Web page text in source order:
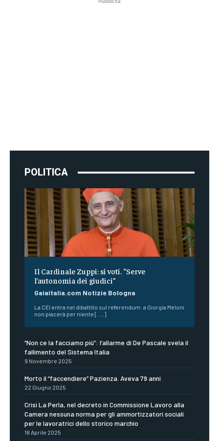
Pubblicità
POLITICA
Il Cardinale Zuppi: si voti. “Serve
l’autonomia dei giudici”
Gaiaitalia.com Notizie Bologna
La CEI entra nel dibattito sul referendum: a Giorgia Meloni
non piacerà per niente [.....]
“Non ce la facciamo più”: l’allarme di De Pascale svela il
fallimento del Sistema Italia
9 Novembre 2025
Morto il “faccendiere” Pazienza. Aveva 79 anni
22 Giugno 2025
Crisi La Perla, nel decreto in Commissione Lavoro alla
Camera nessuna norma per gli ammortizzatori sociali
per le lavoratrici dello storico marchio
18 Aprile 2025